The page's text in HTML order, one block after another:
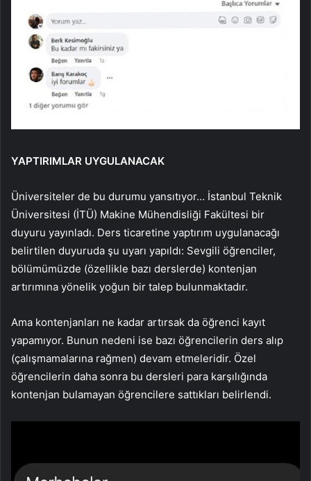
YAPTIRIMLAR UYGULANACAK
Üniversiteler de bu durumu yansıtıyor… İstanbul Teknik
Üniversitesi (İTÜ) Makine Mühendisliği Fakültesi bir
duyuru yayınladı. Ders ticaretine yaptırım uygulanacağı
belirtilen duyuruda şu uyarı yapıldı: Sevgili öğrenciler,
bölümümüzde (özellikle bazı derslerde) kontenjan
artırımına yönelik yoğun bir talep bulunmaktadır.
Ama kontenjanları ne kadar artırsak da öğrenci kayıt
yapamıyor. Bunun nedeni ise bazı öğrencilerin ders alıp
(çalışmamalarına rağmen) devam etmeleridir. Özel
öğrencilerin daha sonra bu dersleri para karşılığında
kontenjan bulamayan öğrencilere sattıkları belirlendi.